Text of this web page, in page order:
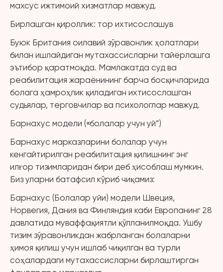
махсус ижтимоий хизматлар мавжуд.
Бирлашган қироллик: тор ихтисослашув
Буюк Британия оилавий зўравонлик ҳолатлари
билан ишлайдиган мутахассисларни тайёрлашга
эътибор қаратмоқда. Мамлакатда суд ва
реабилитация жараёнининг барча босқичларида
болага ҳамроҳлик қиладиган ихтисослашган
судьялар, терговчилар ва психологлар мавжуд.
Барнахус модели («болалар учун уй”)
Барнахус марказларини болалар учун
кенгайтирилган реабилитация қилишнинг энг
илғор тизимларидан бири деб ҳисоблаш мумкин.
Биз уларни батафсил кўриб чиқамиз:
Барнахус (Болалар уйи) модели Швеция,
Норвегия, Дания ва Финляндия каби Европанинг 28
давлатида муваффақиятли қўлланилмоқда. Ушбу
тизим зўравонликдан жабрланган болаларни
ҳимоя қилиш учун ишлаб чиқилган ва турли
соҳалардаги мутахассисларни бирлаштирган